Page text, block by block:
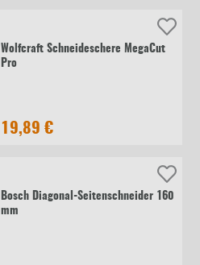
Wolfcraft Schneideschere MegaCut
Pro
19,89 €
Bosch Diagonal-Seitenschneider 160
mm